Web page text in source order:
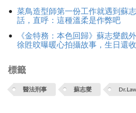
菜鳥造型師第一份工作就遇到蘇
話，直呼：這種溫柔是作弊吧
《金特務：本色回歸》蘇志燮戲
徐貹旼曝暖心拍攝故事，生日還
標籤
醫法刑事 蘇志燮